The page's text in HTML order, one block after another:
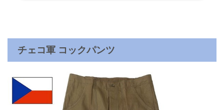
チェコ軍 コックパンツ